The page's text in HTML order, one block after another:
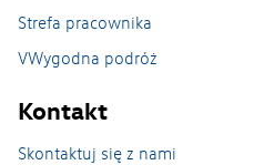
Strefa pracownika
VWygodna podróż
Kontakt
Skontaktuj się z nami